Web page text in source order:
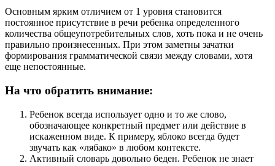
Основным ярким отличием от 1 уровня становится
постоянное присутствие в речи ребенка определенного
количества общеупотребительных слов, хоть пока и не очень
правильно произнесенных. При этом заметны зачатки
формирования грамматической связи между словами, хотя
еще непостоянные.
На что обратить внимание:
Ребенок всегда использует одно и то же слово,
обозначающее конкретный предмет или действие в
искаженном виде. К примеру, яблоко всегда будет
звучать как «лябако» в любом контексте.
Активный словарь довольно беден. Ребенок не знает